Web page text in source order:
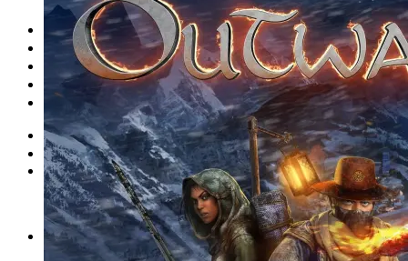
Главная
Магазин
Акции
Контакты
Новости
Вход
Корзина /0сўм 0
Корзина пуста.
0